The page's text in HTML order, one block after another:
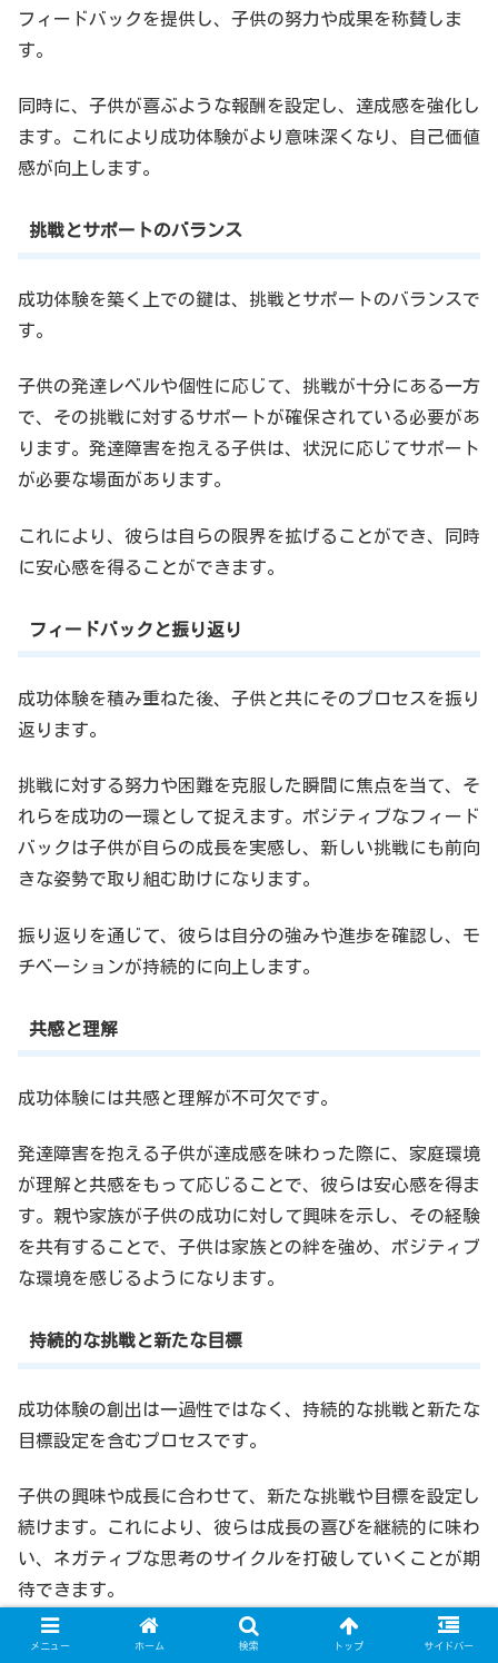
フィードバックを提供し、子供の努力や成果を称賛しま
す。
同時に、子供が喜ぶような報酬を設定し、達成感を強化し
ます。これにより成功体験がより意味深くなり、自己価値
感が向上します。
挑戦とサポートのバランス
成功体験を築く上での鍵は、挑戦とサポートのバランスで
す。
子供の発達レベルや個性に応じて、挑戦が十分にある一方
で、その挑戦に対するサポートが確保されている必要があ
ります。発達障害を抱える子供は、状況に応じてサポート
が必要な場面があります。
これにより、彼らは自らの限界を拡げることができ、同時
に安心感を得ることができます。
フィードバックと振り返り
成功体験を積み重ねた後、子供と共にそのプロセスを振り
返ります。
挑戦に対する努力や困難を克服した瞬間に焦点を当て、そ
れらを成功の一環として捉えます。ポジティブなフィード
バックは子供が自らの成長を実感し、新しい挑戦にも前向
きな姿勢で取り組む助けになります。
振り返りを通じて、彼らは自分の強みや進歩を確認し、モ
チベーションが持続的に向上します。
共感と理解
成功体験には共感と理解が不可欠です。
発達障害を抱える子供が達成感を味わった際に、家庭環境
が理解と共感をもって応じることで、彼らは安心感を得ま
す。親や家族が子供の成功に対して興味を示し、その経験
を共有することで、子供は家族との絆を強め、ポジティブ
な環境を感じるようになります。
持続的な挑戦と新たな目標
成功体験の創出は一過性ではなく、持続的な挑戦と新たな
目標設定を含むプロセスです。
子供の興味や成長に合わせて、新たな挑戦や目標を設定し
続けます。これにより、彼らは成長の喜びを継続的に味わ
い、ネガティブな思考のサイクルを打破していくことが期
待できます。
メニュー ホーム 検索 トップ サイドバー